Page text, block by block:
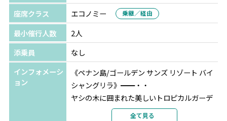
座席クラス
エコノミー 乗継／経由
最小催行人数
2人
添乗員
なし
インフォメーシ
ョン
《ペナン島/ゴールデン サンズ リゾート バイ
シャングリラ》━━・・
ヤシの木に囲まれた美しいトロピカルガーデ
ンがゲストを出迎えます。
全て見る